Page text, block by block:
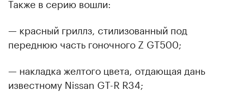
Также в серию вошли:
— красный гриллз, стилизованный под
переднюю часть гоночного Z GT500;
— накладка желтого цвета, отдающая дань
известному Nissan GT-R R34;